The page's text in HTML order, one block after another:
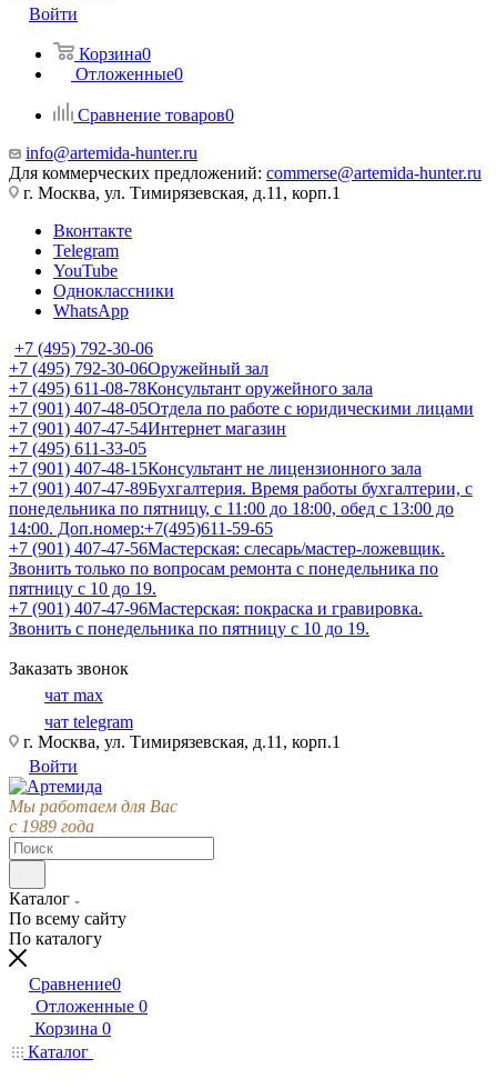
Войти
Корзина0
Отложенные0
Сравнение товаров0
info@artemida-hunter.ru
Для коммерческих предложений: commerse@artemida-hunter.ru
г. Москва, ул. Тимирязевская, д.11, корп.1
Вконтакте
Telegram
YouTube
Одноклассники
WhatsApp
+7 (495) 792-30-06
+7 (495) 792-30-06Оружейный зал
+7 (495) 611-08-78Консультант оружейного зала
+7 (901) 407-48-05Отдела по работе с юридическими лицами
+7 (901) 407-47-54Интернет магазин
+7 (495) 611-33-05
+7 (901) 407-48-15Консультант не лицензионного зала
+7 (901) 407-47-89Бухгалтерия. Время работы бухгалтерии, с
понедельника по пятницу, с 11:00 до 18:00, обед с 13:00 до
14:00. Доп.номер:+7(495)611-59-65
+7 (901) 407-47-56Мастерская: слесарь/мастер-ложевщик.
Звонить только по вопросам ремонта с понедельника по
пятницу с 10 до 19.
+7 (901) 407-47-96Мастерская: покраска и гравировка.
Звонить с понедельника по пятницу с 10 до 19.
Заказать звонок
чат max
чат telegram
г. Москва, ул. Тимирязевская, д.11, корп.1
Войти
Мы работаем для Вас
с 1989 года
Каталог
По всему сайту
По каталогу
Сравнение0
Отложенные 0
Корзина 0
Каталог